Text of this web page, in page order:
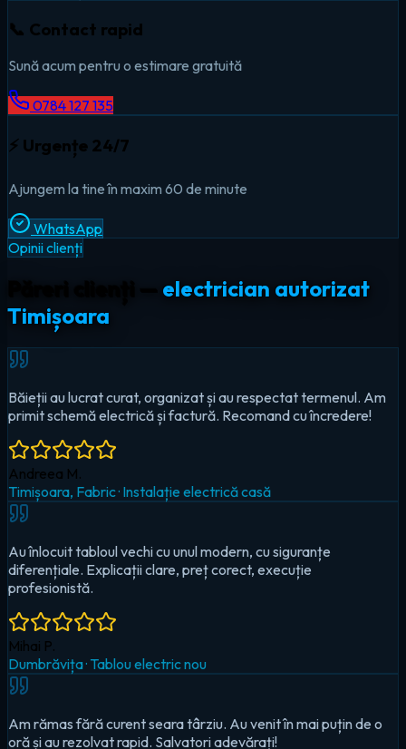
📞 Contact rapid
Sună acum pentru o estimare gratuită
0784 127 135
⚡ Urgențe 24/7
Ajungem la tine în maxim 60 de minute
WhatsApp
Opinii clienți
electrician autorizat
Timișoara
Au înlocuit tabloul vechi cu unul modern, cu siguranțe
diferențiale. Explicații clare, preț corect, execuție
Mihai P.
Dumbrăvița
Am rămas fără curent seara târziu. Au venit în mai puțin de o
oră și au rezolvat rapid. Salvatori adevărați!
Cristina D.
Timișoara, Circumvalațiunii·Urgență — pană totală
Au montat iluminat LED în toată casa și un sistem smart pentru
controlul de pe telefon. Foarte mulțumit!